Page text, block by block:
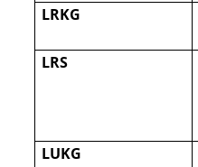
LRKG
LRS
LUKG